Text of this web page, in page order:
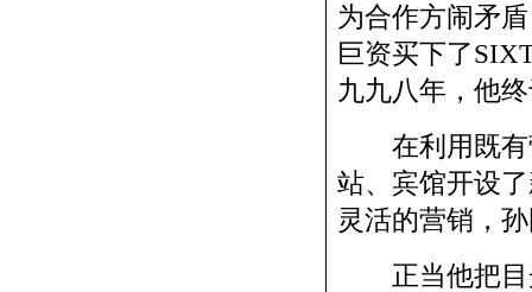
为合作方闹矛
巨资买下了
九九八年，他
在利用既有
站、宾馆开设
灵活的营销，
正当他把目